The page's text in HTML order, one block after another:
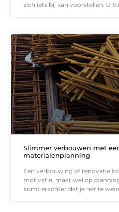
zich iets bij kan voorstellen. U
Slimmer verbouwen met
materialenplanning
Een verbouwing of renovatie
motivatie, maar wel op
komt erachter dat je net te